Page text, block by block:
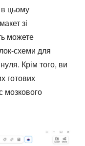
цьому
зі
можете
схеми для
Крім того, ви
готових
мозкового